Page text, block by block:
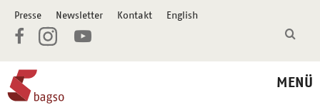
Presse Newsletter Kontakt English
MENÜ